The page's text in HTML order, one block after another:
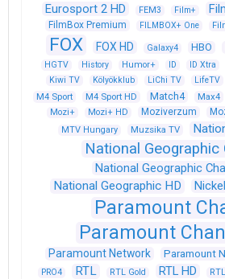
Eurosport 2 HD
FEM3 Film+
FilmBox Premium FILMBOX+ One
FOX FOX HD Galaxy4 HBO
HGTV History Humor+ ID ID Xtra
Kiwi TV
Kölyökklub LiChi TV LifeTV
M4 Sport M4 Sport HD Match4 Max4
Mozi+ Mozi+ HD Moziverzum
MTV Hungary
Muzsika TV
National Geographic
National Geographic
National Geographic HD
Paramount
Paramount
Paramount Network Paramount
PRO4 RTL RTL Gold RTL HD